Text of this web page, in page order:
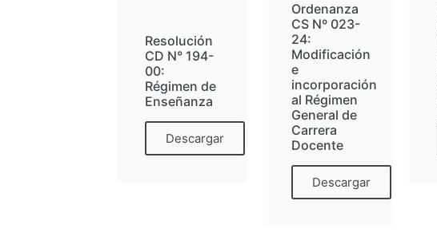
Resolución
CD N° 194-
00:
Régimen de
Enseñanza
Descargar
Ordenanza
CS Nº 023-
24:
Modificación
e
incorporación
al Régimen
General de
Carrera
Docente
Descargar